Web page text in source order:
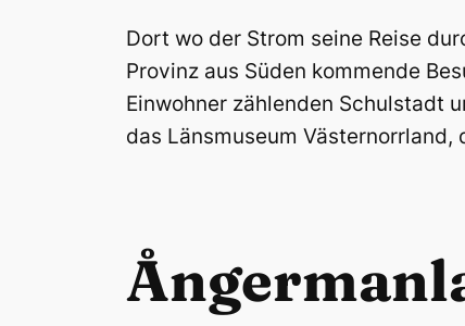
Dort wo der Strom seine Reise
Provinz aus Süden kommende
Einwohner zählenden Schulstadt
das Länsmuseum Västernorrland,